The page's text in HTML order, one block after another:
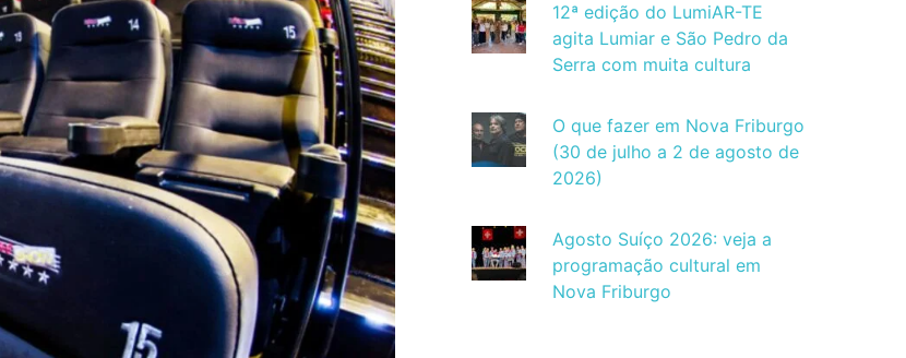
12ª edição do LumiAR-TE
agita Lumiar e São Pedro da
Serra com muita cultura
O que fazer em Nova Friburgo
(30 de julho a 2 de agosto de
2026)
Agosto Suíço 2026: veja a
programação cultural em
Nova Friburgo